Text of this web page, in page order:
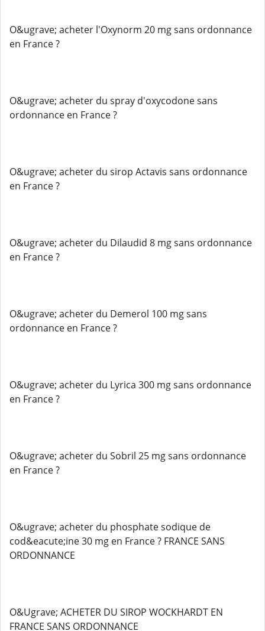
O&ugrave; acheter l'Oxynorm 20 mg sans ordonnance
en France ?
O&ugrave; acheter du spray d'oxycodone sans
ordonnance en France ?
O&ugrave; acheter du sirop Actavis sans ordonnance
en France ?
O&ugrave; acheter du Dilaudid 8 mg sans ordonnance
en France ?
O&ugrave; acheter du Demerol 100 mg sans
ordonnance en France ?
O&ugrave; acheter du Lyrica 300 mg sans ordonnance
en France ?
O&ugrave; acheter du Sobril 25 mg sans ordonnance
en France ?
O&ugrave; acheter du phosphate sodique de
cod&eacute;ine 30 mg en France ? FRANCE SANS
ORDONNANCE
O&Ugrave; ACHETER DU SIROP WOCKHARDT EN
FRANCE SANS ORDONNANCE